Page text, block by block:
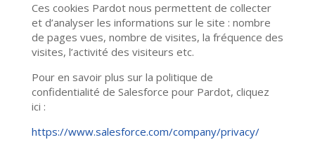
Ces cookies Pardot nous permettent de collecter
et d’analyser les informations sur le site : nombre
de pages vues, nombre de visites, la fréquence des
visites, l’activité des visiteurs etc.
Pour en savoir plus sur la politique de
confidentialité de Salesforce pour Pardot, cliquez
ici :
https://www.salesforce.com/company/privacy/